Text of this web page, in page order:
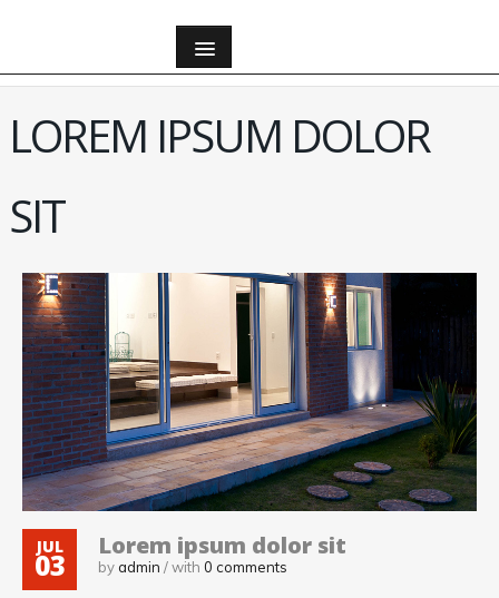
All
Apartments
Apartments
Bathroom
Bedroom
Houses
Kitchen
LOREM IPSUM DOLOR
SIT
JUL
03
Lorem ipsum dolor sit
by admin / with 0 comments